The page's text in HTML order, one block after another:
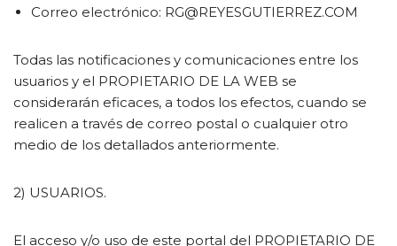
Correo electrónico: RG@REYESGUTIERREZ.COM
Todas las notificaciones y comunicaciones entre los
usuarios y el PROPIETARIO DE LA WEB se
considerarán eficaces, a todos los efectos, cuando se
realicen a través de correo postal o cualquier otro
medio de los detallados anteriormente.
2) USUARIOS.
El acceso y/o uso de este portal del PROPIETARIO DE